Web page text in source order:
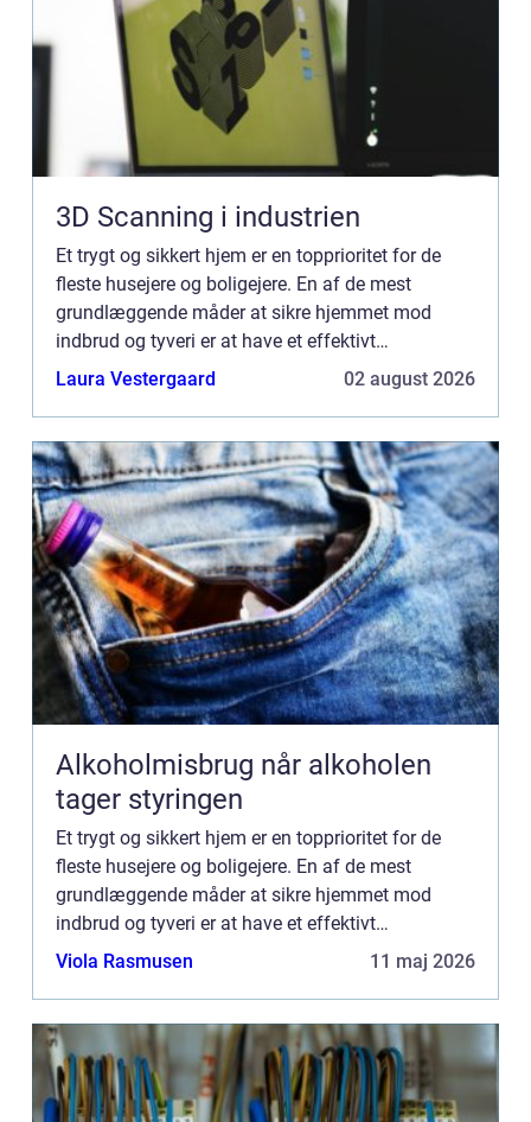
3D Scanning i industrien
Et trygt og sikkert hjem er en topprioritet for de
fleste husejere og boligejere. En af de mest
grundlæggende måder at sikre hjemmet mod
indbrud og tyveri er at have et effektivt
låsesystem. Det er her, en professionel låsesmed
Laura Vestergaard 02 august 2026
Alkoholmisbrug når alkoholen
tager styringen
Et trygt og sikkert hjem er en topprioritet for de
fleste husejere og boligejere. En af de mest
grundlæggende måder at sikre hjemmet mod
indbrud og tyveri er at have et effektivt
låsesystem. Det er her, en professionel låsesmed
Viola Rasmusen 11 maj 2026